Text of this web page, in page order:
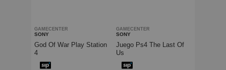
GAMECENTER
SONY
God Of War Play Station
4
GAMECENTER
SONY
Juego Ps4 The Last Of
Us